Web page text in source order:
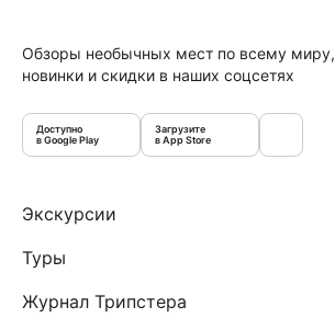
Обзоры необычных мест по всему миру,
новинки и скидки в наших соцсетях
Доступно
в Google Play
Загрузите
в App Store
Экскурсии
Туры
Журнал Трипстера